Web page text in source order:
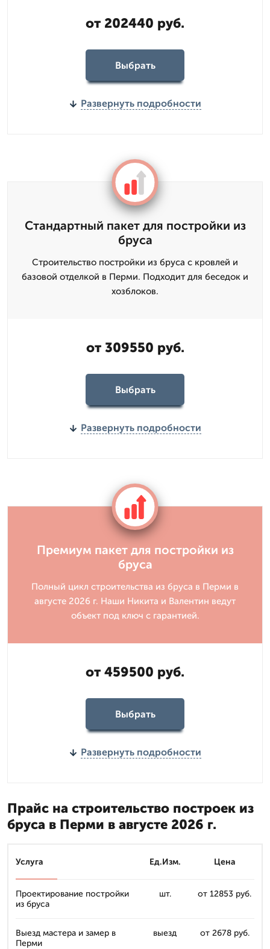
от 202440 руб.
Выбрать
Развернуть подробности
Стандартный пакет для постройки из
бруса
Строительство постройки из бруса с кровлей и
базовой отделкой в Перми. Подходит для беседок и
хозблоков.
от 309550 руб.
Выбрать
Развернуть подробности
Премиум пакет для постройки из
бруса
Полный цикл строительства из бруса в Перми в
августе 2026 г. Наши Никита и Валентин ведут
объект под ключ с гарантией.
от 459500 руб.
Выбрать
Развернуть подробности
Прайс на строительство построек из
бруса в Перми в августе 2026 г.
Услуга Ед.Изм. Цена
Проектирование постройки
из бруса
шт. от 12853 руб.
Выезд мастера и замер в
Перми
выезд от 2678 руб.